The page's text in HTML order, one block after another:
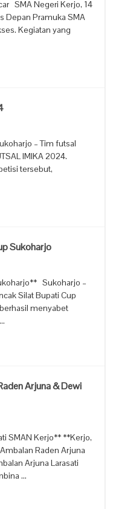
SMA Negeri Kerjo, 14
Depan Pramuka SMA
Kegiatan yang
– Tim futsal
IMIKA 2024.
tersebut,
Sukoharjo
Sukoharjo –
Silat Bupati Cup
menyabet
Arjuna & Dewi
SMAN Kerjo** **Kerjo,
Raden Arjuna
Arjuna Larasati
…